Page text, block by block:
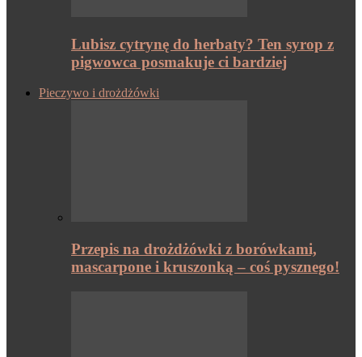
Lubisz cytrynę do herbaty? Ten syrop z
pigwowca posmakuje ci bardziej
Pieczywo i drożdżówki
Przepis na drożdżówki z borówkami,
mascarpone i kruszonką – coś pysznego!